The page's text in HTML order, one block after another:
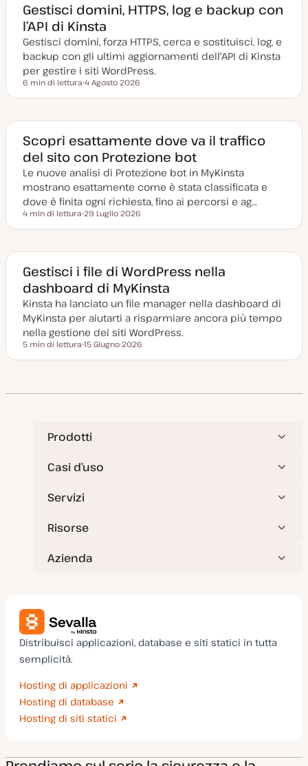
Gestisci domini, HTTPS, log e backup con
l’API di Kinsta
Gestisci domini, forza HTTPS, cerca e sostituisci, log, e
backup con gli ultimi aggiornamenti dell'API di Kinsta
per gestire i siti WordPress.
Tempo di lettura
6 min di lettura
a
a
g
g
i
o
r
a
a
4 Agosto 2026
Scopri esattamente dove va il traffico
del sito con Protezione bot
Le nuove analisi di Protezione bot in MyKinsta
mostrano esattamente come è stata classificata e
dove è finita ogni richiesta, fino ai percorsi e ag…
Tempo di lettura
4 min di lettura
a
a
g
g
i
o
r
a
t
a
29 Luglio 2026
Gestisci i file di WordPress nella
dashboard di MyKinsta
Kinsta ha lanciato un file manager nella dashboard di
MyKinsta per aiutarti a risparmiare ancora più tempo
nella gestione dei siti WordPress.
Tempo di lettura
5 min di lettura
a
r
n
t
a
15 Giugno 2026
Prodotti
Casi d’uso
Servizi
Risorse
Azienda
Distribuisci applicazioni, database e siti statici in tutta
semplicità.
Hosting di applicazioni
Hosting di database
Hosting di siti statici